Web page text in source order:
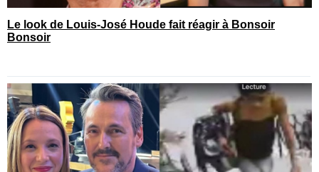
Le look de Louis-José Houde fait réagir à Bonsoir
Bonsoir